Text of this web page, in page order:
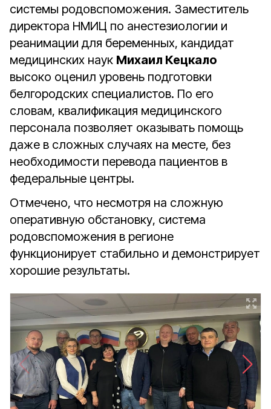
системы родовспоможения. Заместитель
директора НМИЦ по анестезиологии и
реанимации для беременных, кандидат
медицинских наук Михаил Кецкало
высоко оценил уровень подготовки
белгородских специалистов. По его
словам, квалификация медицинского
персонала позволяет оказывать помощь
даже в сложных случаях на месте, без
необходимости перевода пациентов в
федеральные центры.
Отмечено, что несмотря на сложную
оперативную обстановку, система
родовспоможения в регионе
функционирует стабильно и демонстрирует
хорошие результаты.